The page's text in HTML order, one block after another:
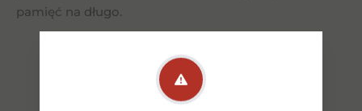
pamięć na długo.
Podobneprodukty